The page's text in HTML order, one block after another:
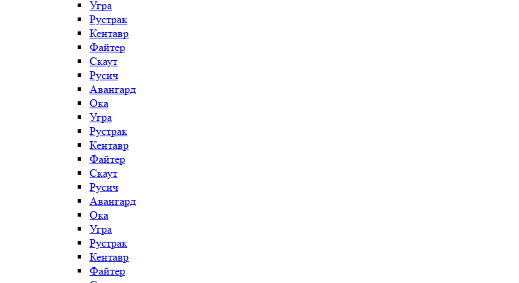
Угра
Рустрак
Кентавр
Файтер
Скаут
Русич
Авангард
Ока
Угра
Рустрак
Кентавр
Файтер
Скаут
Русич
Авангард
Ока
Угра
Рустрак
Кентавр
Файтер